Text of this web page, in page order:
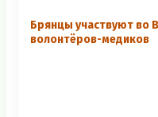
Брянцы участвуют во
волонтёров-медиков